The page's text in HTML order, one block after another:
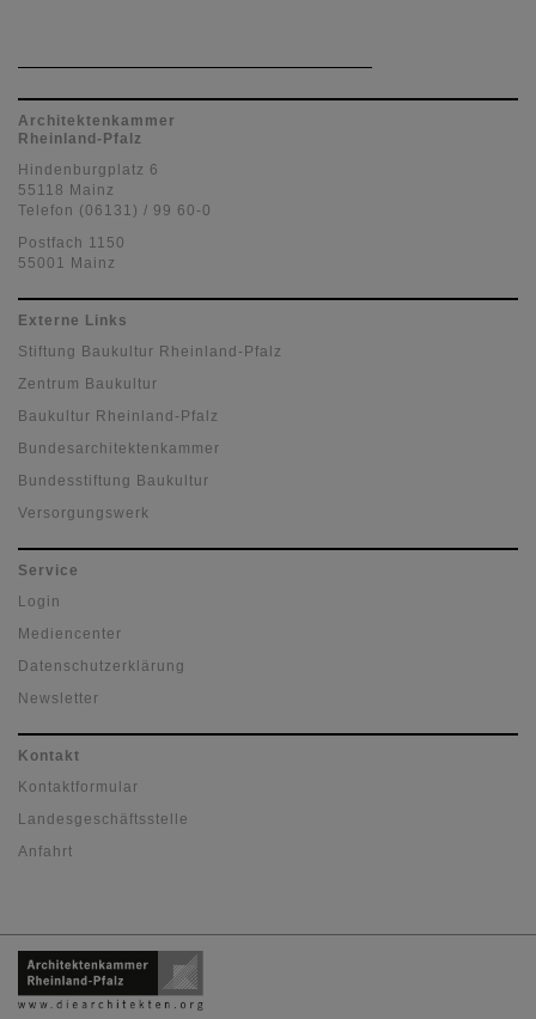
Architektenkammer
Rheinland-Pfalz
Hindenburgplatz 6
55118 Mainz
Telefon (06131) / 99 60-0
Postfach 1150
55001 Mainz
Externe Links
Stiftung Baukultur Rheinland-Pfalz
Zentrum Baukultur
Baukultur Rheinland-Pfalz
Bundesarchitektenkammer
Bundesstiftung Baukultur
Versorgungswerk
Service
Login
Mediencenter
Datenschutzerklärung
Newsletter
Kontakt
Kontaktformular
Landesgeschäftsstelle
Anfahrt